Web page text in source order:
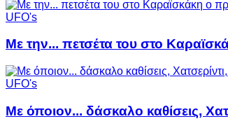
UFO's
Με την... πετσέτα του στο
UFO's
Με όποιον... δάσκαλο καθίσεις,